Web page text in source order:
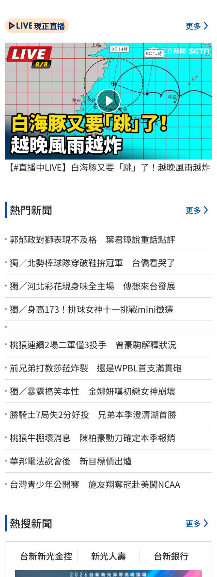
現正直播 更多
【#直播中LIVE】白海豚又要「跳」了！越晚風雨越炸
熱門新聞 更多
郭郁政對獅表現不及格 葉君璋說重話點評
獨／北勢棒球隊穿破鞋拚冠軍 台僑看哭了
獨／河北彩花現身味全主場 傳想來台發展
獨／身高173！排球女神十一挑戰mini徵選
桃猿連續2場二軍僅3投手 曾豪駒解釋狀況
前兄弟打教莎菈炸裂 還是WPBL首支滿貫砲
獨／暴露搞笑本性 金娜妍嘆初戀女神崩壞
勝騎士7局失2分好投 兄弟本季澄清湖首勝
桃猿牛棚壞消息 陳柏豪動刀確定本季報銷
華邦電法說會後 新目標價出爐
台灣青少年公開賽 施友翔奪冠赴美闖NCAA
熱搜新聞 更多
台新新光金控 新光人壽 台新銀行